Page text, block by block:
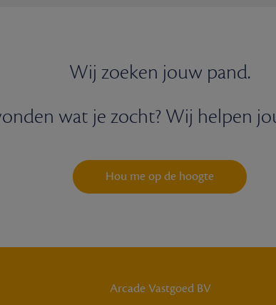
Wij zoeken jouw pand.
wat je zocht? Wij helpen
Hou me op de hoogte
Arcade Vastgoed BV